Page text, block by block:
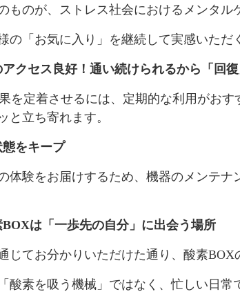
ものが、ストレス社会におけるメンタル
の「お気に入り」を継続して実感いただ
クセス良好！通い続けられるから「回
を定着させるには、定期的な利用がお
と立ち寄れます。
をキープ
体験をお届けするため、機器のメンテ
は「一歩先の自分」に出会う場所
じてお分かりいただけた通り、酸素BOX
酸素を吸う機械」ではなく、忙しい日